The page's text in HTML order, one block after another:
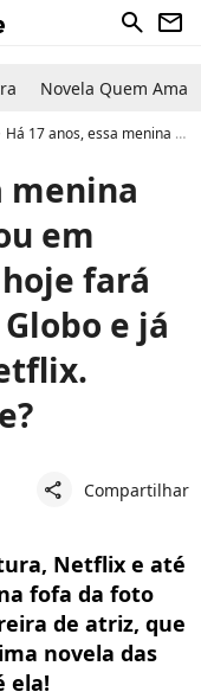
search newsletter
Novela Quem Ama
Há 17 anos, essa menina fofa fez sucesso em um programa de TV; hoje irá estrelar novela das nove da Globo. Reconhece?
menina
em
fará
e já
share Compartilhar
Netflix e até
fofa da foto
de atriz, que
novela das
ela!